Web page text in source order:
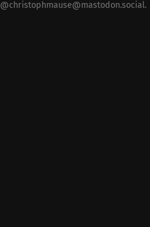
@christophmause@mastodon.social.